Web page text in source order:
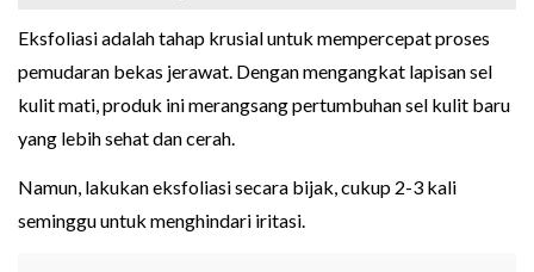
Eksfoliasi adalah tahap krusial untuk mempercepat proses
pemudaran bekas jerawat. Dengan mengangkat lapisan sel
kulit mati, produk ini merangsang pertumbuhan sel kulit baru
yang lebih sehat dan cerah.
Namun, lakukan eksfoliasi secara bijak, cukup 2-3 kali
seminggu untuk menghindari iritasi.